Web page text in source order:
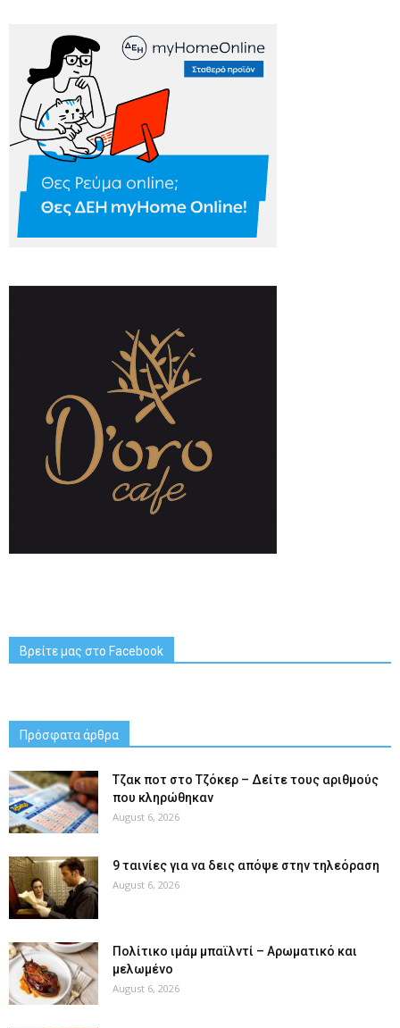
Βρείτε μας στο Facebook
Πρόσφατα άρθρα
Tζακ ποτ στο Τζόκερ – Δείτε τους αριθμούς
που κληρώθηκαν
August 6, 2026
9 ταινίες για να δεις απόψε στην τηλεόραση
August 6, 2026
Πολίτικο ιμάμ μπαϊλντί – Αρωματικό και
μελωμένο
August 6, 2026